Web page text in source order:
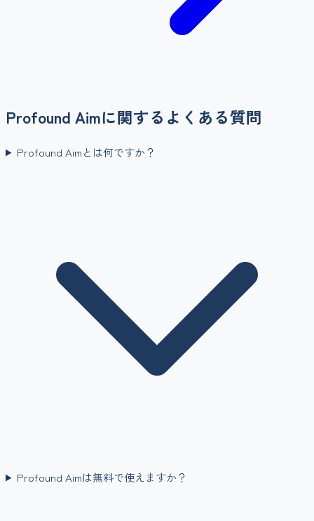
Profound Aimに関するよくある質問
Profound Aimとは何ですか？
Profound Aimは無料で使えますか？